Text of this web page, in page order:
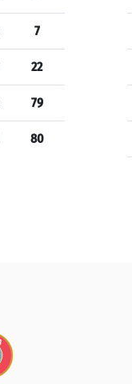
7
22
79
80